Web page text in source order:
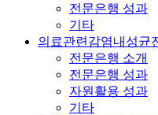
전문은행 성과
기타
의료관련감염내성균
전문은행 소개
전문은행 성과
자원활용 성과
기타